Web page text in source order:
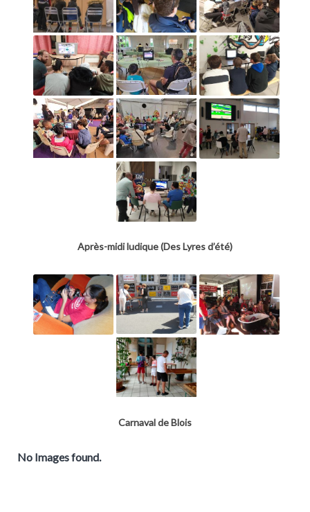
Après-midi ludique (Des Lyres d’été)
Carnaval de Blois
No Images found.